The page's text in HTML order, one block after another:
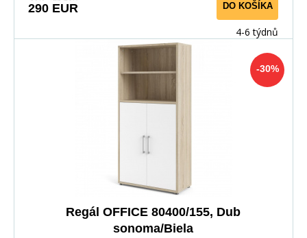
290 EUR DO KOŠÍKA
4-6 týdnů
-30%
Regál OFFICE 80400/155, Dub
sonoma/Biela